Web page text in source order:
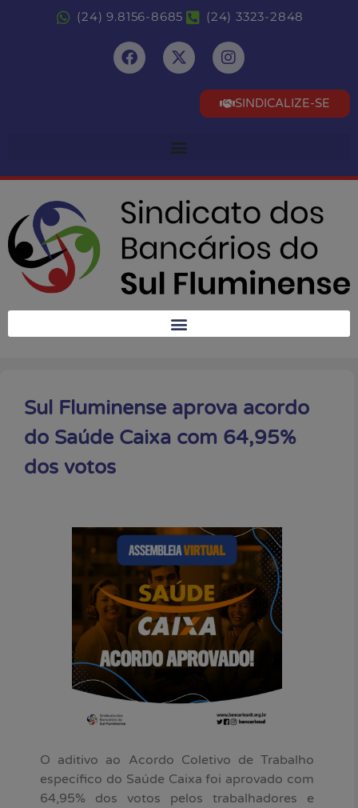
(24) 9.8156-8685 (24) 3323-2848
SINDICALIZE-SE
Sul Fluminense aprova acordo
do Saúde Caixa com 64,95%
dos votos
O aditivo ao Acordo Coletivo de Trabalho
específico do Saúde Caixa foi aprovado com
64,95% dos votos pelos trabalhadores e